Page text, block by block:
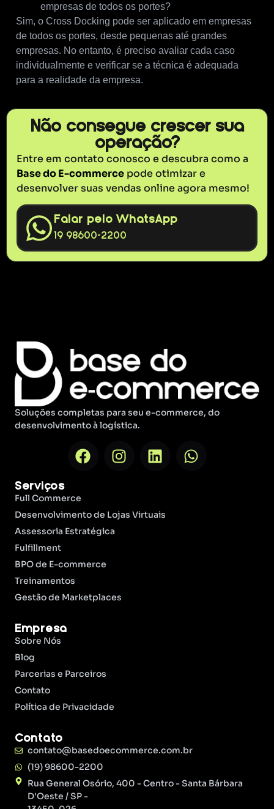
empresas de todos os portes?
Sim, o Cross Docking pode ser aplicado em empresas
de todos os portes, desde pequenas até grandes
empresas. No entanto, é preciso avaliar cada caso
individualmente e verificar se a técnica é adequada
para a realidade da empresa.
Não consegue crescer sua
operação?
Entre em contato conosco e descubra como a
Base do E-commerce pode otimizar e
desenvolver suas vendas online agora mesmo!
Falar pelo WhatsApp
19 98600-2200
Soluções completas para seu e-commerce, do
desenvolvimento à logística.
Serviços
Full Commerce
Desenvolvimento de Lojas Virtuais
Assessoria Estratégica
Fulfillment
BPO de E-commerce
Treinamentos
Gestão de Marketplaces
Empresa
Sobre Nós
Blog
Parcerias e Parceiros
Contato
Política de Privacidade
Contato
contato@basedoecommerce.com.br
(19) 98600-2200
Rua General Osório, 400 - Centro - Santa Bárbara
D'Oeste / SP -